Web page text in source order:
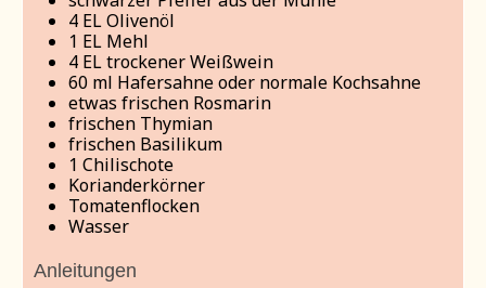
4 EL Olivenöl
1 EL Mehl
4 EL trockener Weißwein
60 ml Hafersahne oder normale Kochsahne
etwas frischen Rosmarin
frischen Thymian
frischen Basilikum
1 Chilischote
Korianderkörner
Tomatenflocken
Wasser
Anleitungen